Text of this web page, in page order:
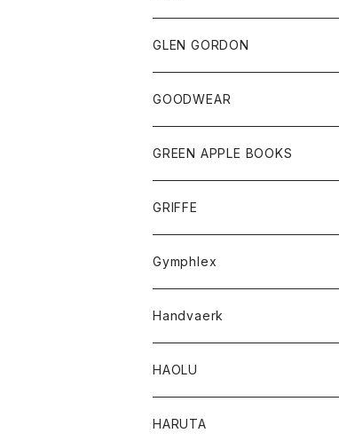
ネクタイ
チーフ
トップス
シャツ
タンクトップ
ボトム
ショートパンツ
スカート
レディース
スカート
Tシャツ
サンダル
トップス
Tシャツ
GLEN GORDON
グッズ
手袋
GOODWEAR
トップス
Tシャツ
GREEN APPLE BOOKS
GRIFFE
Gymphlex
アウター
カーディガン
コート
トップス
シャツ
レディース
Handvaerk
トップス
Tシャツ
HAOLU
HARUTA